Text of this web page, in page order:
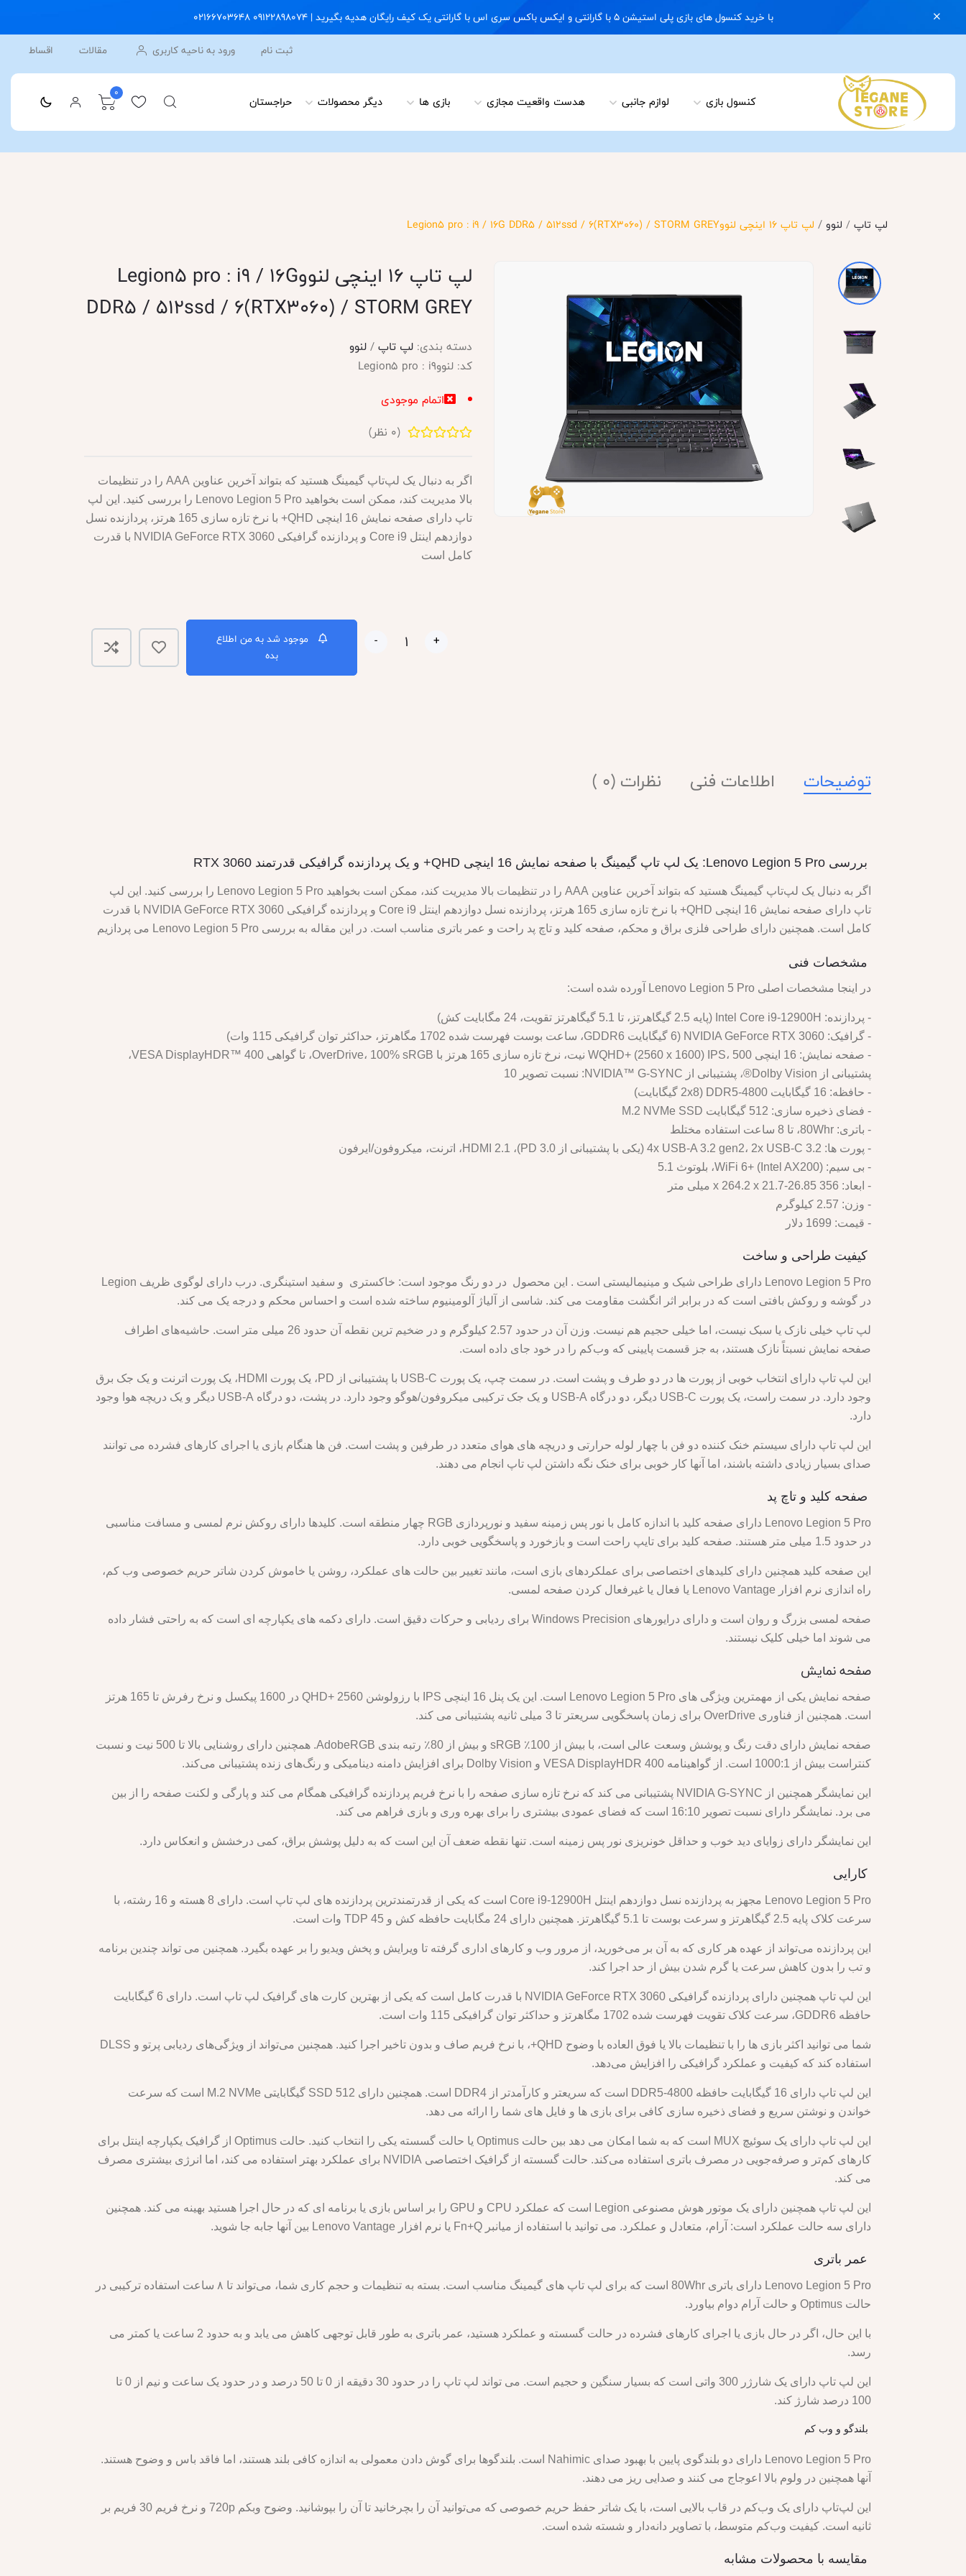
با خرید کنسول های بازی پلی استیشن 5 با گارانتی و ایکس باکس سری اس با گارانتی یک کیف رایگان هدیه بگیرید | 09122898074 02166703648
ثبت نام
ورود به ناحیه کاربری مقالات اقساط
کنسول بازی لوازم جانبی هدست واقعیت مجازی بازی ها دیگر محصولات حراجستان 0
لپ تاپ / لنوو / لپ تاپ 16 اینچی لنووLegion5 pro : i9 / 16G DDR5 / 512ssd / 6(RTX3060) / STORM GREY
لپ تاپ 16 اینچی لنووLegion5 pro : i9 / 16G
DDR5 / 512ssd / 6(RTX3060) / STORM GREY
دسته بندی: لپ تاپ/لنوو
کد: لنووLegion5 pro : i9
اتمام موجودی
(
0 نظر)
اگر به دنبال یک لپ‌تاپ گیمینگ هستید که بتواند آخرین عناوین AAA را در تنظیمات
بالا مدیریت کند، ممکن است بخواهید Lenovo Legion 5 Pro را بررسی کنید. این لپ
تاپ دارای صفحه نمایش 16 اینچی QHD+ با نرخ تازه سازی 165 هرتز، پردازنده نسل
دوازدهم اینتل Core i9 و پردازنده گرافیکی NVIDIA GeForce RTX 3060 با قدرت
کامل است
- +
موجود شد به من اطلاع
بده
توضیحات اطلاعات فنی نظرات (0 )
بررسی Lenovo Legion 5 Pro: یک لپ تاپ گیمینگ با صفحه نمایش 16 اینچی QHD+ و یک پردازنده گرافیکی قدرتمند RTX 3060
اگر به دنبال یک لپ‌تاپ گیمینگ هستید که بتواند آخرین عناوین AAA را در تنظیمات بالا مدیریت کند، ممکن است بخواهید Lenovo Legion 5 Pro را بررسی کنید. این لپ
تاپ دارای صفحه نمایش 16 اینچی QHD+ با نرخ تازه سازی 165 هرتز، پردازنده نسل دوازدهم اینتل Core i9 و پردازنده گرافیکی NVIDIA GeForce RTX 3060 با قدرت
کامل است. همچنین دارای طراحی فلزی براق و محکم، صفحه کلید و تاچ پد راحت و عمر باتری مناسب است. در این مقاله به بررسی Lenovo Legion 5 Pro می پردازیم
مشخصات فنی
در اینجا مشخصات اصلی Lenovo Legion 5 Pro آورده شده است:
- پردازنده: Intel Core i9-12900H (پایه 2.5 گیگاهرتز، تا 5.1 گیگاهرتز تقویت، 24 مگابایت کش)
- گرافیک: NVIDIA GeForce RTX 3060 (6 گیگابایت GDDR6، ساعت بوست فهرست شده 1702 مگاهرتز، حداکثر توان گرافیکی 115 وات)
- صفحه نمایش: 16 اینچی WQHD+ (2560 x 1600) IPS، 500 نیت، نرخ تازه سازی 165 هرتز با OverDrive، 100% sRGB، تا گواهی VESA DisplayHDR™ 400،
پشتیبانی از Dolby Vision®، پشتیبانی از NVIDIA™ G-SYNC: نسبت تصویر 10
- حافظه: 16 گیگابایت DDR5-4800 (2x8 گیگابایت)
- فضای ذخیره سازی: 512 گیگابایت M.2 NVMe SSD
- باتری: 80Whr، تا 8 ساعت استفاده مختلط
- پورت ها: 4x USB-A 3.2 gen2، 2x USB-C 3.2 (یکی با پشتیبانی از PD 3.0)، HDMI 2.1، اترنت، میکروفون/ایرفون
- بی سیم: WiFi 6+ (Intel AX200)، بلوتوث 5.1
- ابعاد: 356 x 264.2 x 21.7-26.85 میلی متر
- وزن: 2.57 کیلوگرم
- قیمت: 1699 دلار
کیفیت طراحی و ساخت
Lenovo Legion 5 Pro دارای طراحی شیک و مینیمالیستی است . این محصول در دو رنگ موجود است: خاکستری و سفید استینگری. درب دارای لوگوی ظریف Legion
در گوشه و روکش بافتی است که در برابر اثر انگشت مقاومت می کند. شاسی از آلیاژ آلومینیوم ساخته شده است و احساس محکم و درجه یک می کند.
لپ تاپ خیلی نازک یا سبک نیست، اما خیلی حجیم هم نیست. وزن آن در حدود 2.57 کیلوگرم و در ضخیم ترین نقطه آن حدود 26 میلی متر است. حاشیه‌های اطراف
صفحه نمایش نسبتاً نازک هستند، به جز قسمت پایینی که وب‌کم را در خود جای داده است.
این لپ تاپ دارای انتخاب خوبی از پورت ها در دو طرف و پشت است. در سمت چپ، یک پورت USB-C با پشتیبانی از PD، یک پورت HDMI، یک پورت اترنت و یک جک برق
وجود دارد. در سمت راست، یک پورت USB-C دیگر، دو درگاه USB-A و یک جک ترکیبی میکروفون/هوگو وجود دارد. در پشت، دو درگاه USB-A دیگر و یک دریچه هوا وجود
دارد.
این لپ تاپ دارای سیستم خنک کننده دو فن با چهار لوله حرارتی و دریچه های هوای متعدد در طرفین و پشت است. فن ها هنگام بازی یا اجرای کارهای فشرده می توانند
صدای بسیار زیادی داشته باشند، اما آنها کار خوبی برای خنک نگه داشتن لپ تاپ انجام می دهند.
صفحه کلید و تاچ پد
Lenovo Legion 5 Pro دارای صفحه کلید با اندازه کامل با نور پس زمینه سفید و نورپردازی RGB چهار منطقه است. کلیدها دارای روکش نرم لمسی و مسافت مناسبی
در حدود 1.5 میلی متر هستند. صفحه کلید برای تایپ راحت است و بازخورد و پاسخگویی خوبی دارد.
این صفحه کلید همچنین دارای کلیدهای اختصاصی برای عملکردهای بازی است، مانند تغییر بین حالت های عملکرد، روشن یا خاموش کردن شاتر حریم خصوصی وب کم،
راه اندازی نرم افزار Lenovo Vantage یا فعال یا غیرفعال کردن صفحه لمسی.
صفحه لمسی بزرگ و روان است و دارای درایورهای Windows Precision برای ردیابی و حرکات دقیق است. دارای دکمه های یکپارچه ای است که به راحتی فشار داده
می شوند اما خیلی کلیک نیستند.
صفحه نمایش
صفحه نمایش یکی از مهمترین ویژگی های Lenovo Legion 5 Pro است. این یک پنل 16 اینچی IPS با رزولوشن QHD+ 2560 در 1600 پیکسل و نرخ رفرش تا 165 هرتز
است. همچنین از فناوری OverDrive برای زمان پاسخگویی سریعتر تا 3 میلی ثانیه پشتیبانی می کند.
صفحه نمایش دارای دقت رنگ و پوشش وسعت عالی است، با بیش از 100٪ sRGB و بیش از 80٪ رتبه بندی AdobeRGB. همچنین دارای روشنایی بالا تا 500 نیت و نسبت
کنتراست بیش از 1000:1 است. از گواهینامه VESA DisplayHDR 400 و Dolby Vision برای افزایش دامنه دینامیکی و رنگ‌های زنده پشتیبانی می‌کند.
این نمایشگر همچنین از NVIDIA G-SYNC پشتیبانی می کند که نرخ تازه سازی صفحه را با نرخ فریم پردازنده گرافیکی همگام می کند و پارگی و لکنت صفحه را از بین
می برد. نمایشگر دارای نسبت تصویر 16:10 است که فضای عمودی بیشتری را برای بهره وری و بازی فراهم می کند.
این نمایشگر دارای زوایای دید خوب و حداقل خونریزی نور پس زمینه است. تنها نقطه ضعف آن این است که به دلیل پوشش براق، کمی درخشش و انعکاس دارد.
کارایی
Lenovo Legion 5 Pro مجهز به پردازنده نسل دوازدهم اینتل Core i9-12900H است که یکی از قدرتمندترین پردازنده های لپ تاپ است. دارای 8 هسته و 16 رشته، با
سرعت کلاک پایه 2.5 گیگاهرتز و سرعت بوست تا 5.1 گیگاهرتز. همچنین دارای 24 مگابایت حافظه کش و TDP 45 وات است.
این پردازنده می‌تواند از عهده هر کاری که به آن بر می‌خورید، از مرور وب و کارهای اداری گرفته تا ویرایش و پخش ویدیو را بر عهده بگیرد. همچنین می تواند چندین برنامه
و تب را بدون کاهش سرعت یا گرم شدن بیش از حد اجرا کند.
این لپ تاپ همچنین دارای پردازنده گرافیکی NVIDIA GeForce RTX 3060 با قدرت کامل است که یکی از بهترین کارت های گرافیک لپ تاپ است. دارای 6 گیگابایت
حافظه GDDR6، سرعت کلاک تقویت فهرست شده 1702 مگاهرتز و حداکثر توان گرافیکی 115 وات است.
شما می توانید اکثر بازی ها را با تنظیمات بالا یا فوق العاده با وضوح QHD+، با نرخ فریم صاف و بدون تاخیر اجرا کنید. همچنین می‌تواند از ویژگی‌های ردیابی پرتو و DLSS
استفاده کند که کیفیت و عملکرد گرافیکی را افزایش می‌دهد.
این لپ تاپ دارای 16 گیگابایت حافظه DDR5-4800 است که سریعتر و کارآمدتر از DDR4 است. همچنین دارای SSD 512 گیگابایتی M.2 NVMe است که سرعت
خواندن و نوشتن سریع و فضای ذخیره سازی کافی برای بازی ها و فایل های شما را ارائه می دهد.
این لپ تاپ دارای یک سوئیچ MUX است که به شما امکان می دهد بین حالت Optimus یا حالت گسسته یکی را انتخاب کنید. حالت Optimus از گرافیک یکپارچه اینتل برای
کارهای کم‌تر و صرفه‌جویی در مصرف باتری استفاده می‌کند. حالت گسسته از گرافیک اختصاصی NVIDIA برای عملکرد بهتر استفاده می کند، اما انرژی بیشتری مصرف
می کند.
این لپ تاپ همچنین دارای یک موتور هوش مصنوعی Legion است که عملکرد CPU و GPU را بر اساس بازی یا برنامه ای که در حال اجرا هستید بهینه می کند. همچنین
دارای سه حالت عملکرد است: آرام، متعادل و عملکرد. می توانید با استفاده از میانبر Fn+Q یا نرم افزار Lenovo Vantage بین آنها جابه جا شوید.
عمر باتری
Lenovo Legion 5 Pro دارای باتری 80Whr است که برای لپ تاپ های گیمینگ مناسب است. بسته به تنظیمات و حجم کاری شما، می‌تواند تا ۸ ساعت استفاده ترکیبی در
حالت Optimus و حالت آرام دوام بیاورد.
با این حال، اگر در حال بازی یا اجرای کارهای فشرده در حالت گسسته و عملکرد هستید، عمر باتری به طور قابل توجهی کاهش می یابد و به حدود 2 ساعت یا کمتر می
رسد.
این لپ تاپ دارای یک شارژر 300 واتی است که بسیار سنگین و حجیم است. می تواند لپ تاپ را در حدود 30 دقیقه از 0 تا 50 درصد و در حدود یک ساعت و نیم از 0 تا
100 درصد شارژ کند.
بلندگو و وب کم
Lenovo Legion 5 Pro دارای دو بلندگوی پایین با بهبود صدای Nahimic است. بلندگوها برای گوش دادن معمولی به اندازه کافی بلند هستند، اما فاقد باس و وضوح هستند.
آنها همچنین در ولوم بالا اعوجاج می کنند و صدایی ریز می دهند.
این لپ‌تاپ دارای یک وب‌کم در قاب بالایی است، با یک شاتر حفظ حریم خصوصی که می‌توانید آن را بچرخانید تا آن را بپوشانید. وضوح وبکم 720p و نرخ فریم 30 فریم بر
ثانیه است. کیفیت وب‌کم متوسط، با تصاویر دانه‌دار و شسته شده است.
مقایسه با محصولات مشابه